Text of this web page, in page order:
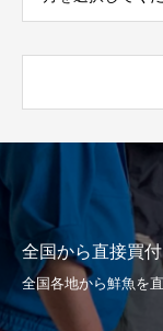
全国から直接買
全国各地から鮮魚を